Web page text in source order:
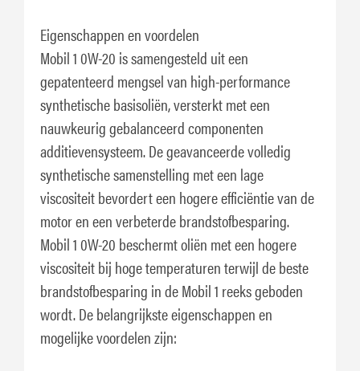
Eigenschappen en voordelen
Mobil 1 0W-20 is samengesteld uit een
gepatenteerd mengsel van high-performance
synthetische basisoliën, versterkt met een
nauwkeurig gebalanceerd componenten
additievensysteem. De geavanceerde volledig
synthetische samenstelling met een lage
viscositeit bevordert een hogere efficiëntie van de
motor en een verbeterde brandstofbesparing.
Mobil 1 0W-20 beschermt oliën met een hogere
viscositeit bij hoge temperaturen terwijl de beste
brandstofbesparing in de Mobil 1 reeks geboden
wordt. De belangrijkste eigenschappen en
mogelijke voordelen zijn: